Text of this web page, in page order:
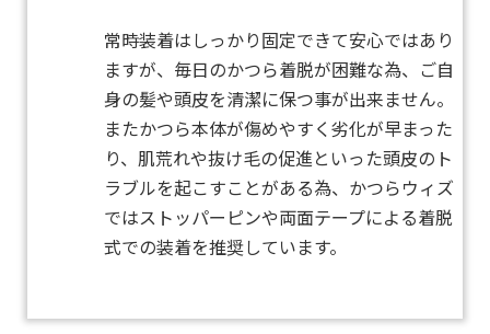
常時装着はしっかり固定できて安心ではあり
ますが、毎日のかつら着脱が困難な為、ご自
身の髪や頭皮を清潔に保つ事が出来ません。
またかつら本体が傷めやすく劣化が早まった
り、肌荒れや抜け毛の促進といった頭皮のト
ラブルを起こすことがある為、かつらウィズ
ではストッパーピンや両面テープによる着脱
式での装着を推奨しています。